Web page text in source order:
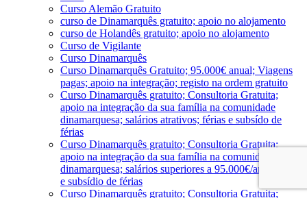
Curso Alemão Gratuito
curso de Dinamarquês gratuito; apoio no alojamento
curso de Holandês gratuito; apoio no alojamento
Curso de Vigilante
Curso Dinamarquês
Curso Dinamarquês Gratuito; 95.000€ anual; Viagens
pagas; apoio na integração; registo na ordem gratuito
Curso Dinamarquês gratuito; Consultoria Gratuita;
apoio na integração da sua família na comunidade
dinamarquesa; salários atrativos; férias e subsído de
férias
Curso Dinamarquês gratuito; Consultoria Gratuita;
apoio na integração da sua família na comunidade
dinamarquesa; salários superiores a 95.000€/ano; férias
e subsídio de férias
Curso Dinamarquês gratuito; Consultoria Gratuita;